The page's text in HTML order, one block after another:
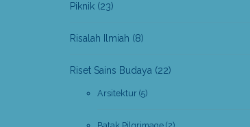
Piknik (23)
Risalah Ilmiah (8)
Riset Sains Budaya (22)
Arsitektur (5)